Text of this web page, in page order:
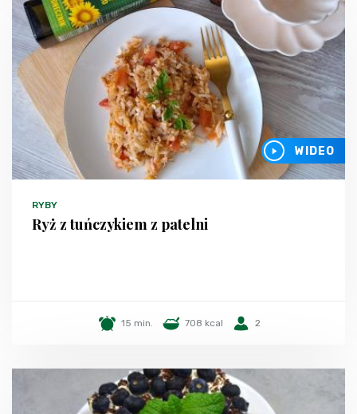
WIDEO
RYBY
Ryż z tuńczykiem z patelni
15 min. 708 kcal 2